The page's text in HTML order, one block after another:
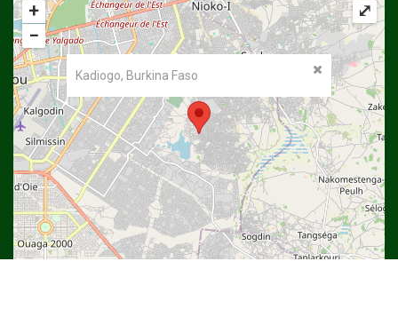
Kadiogo, Burkina Faso
+
−
⤢